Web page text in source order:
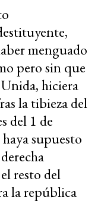
menguado
pero sin que
hiciera
la tibieza del
del 1 de
supuesto
resto del
la república